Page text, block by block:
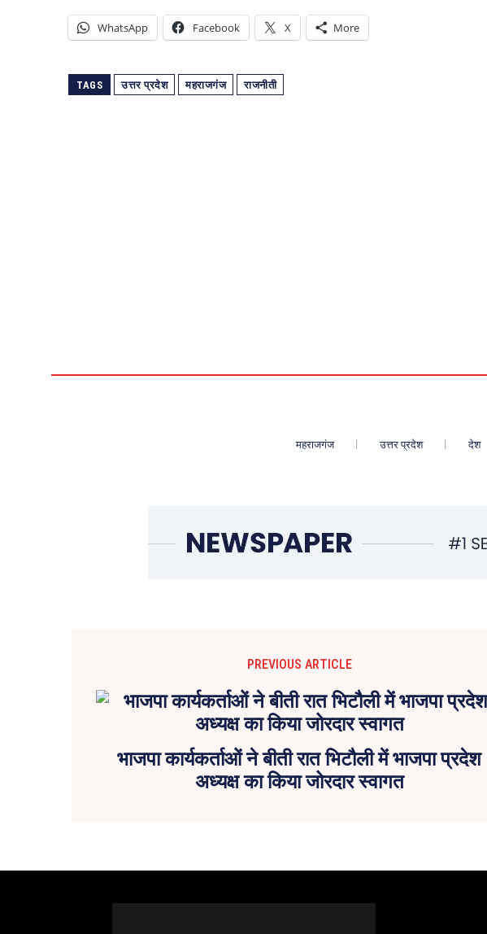
WhatsApp Facebook X More
TAGS उत्तर प्रदेश महराजगंज राजनीती
महराजगंज उत्तर प्रदेश देश
PREVIOUS ARTICLE
भाजपा कार्यकर्ताओं ने बीती रात भिटौली में भाजपा प्रदेश
अध्यक्ष का किया जोरदार स्वागत